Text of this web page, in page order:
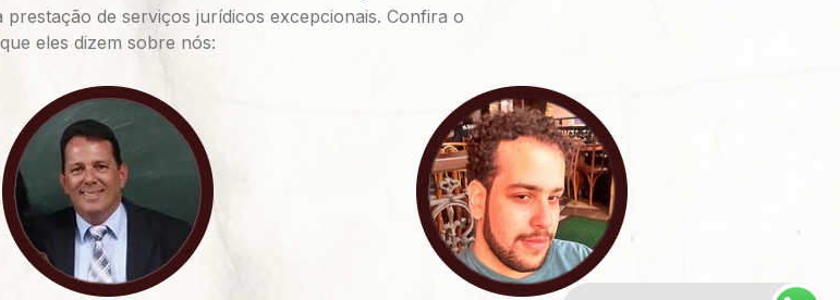
de serviços jurídicos excepcionais. Confira o
que eles dizem sobre nós: